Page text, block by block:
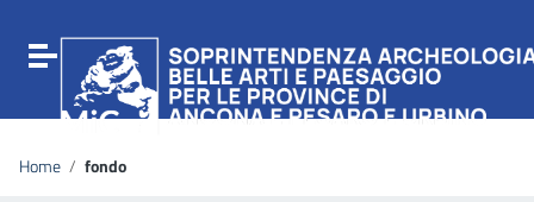
Vai al menu di navigazione
Vai al footer
Attiva / disattiva la navigazione
Home / fondo